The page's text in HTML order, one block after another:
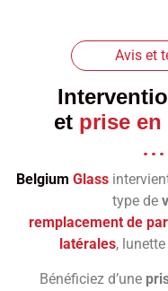
Avis et
et prise en
Belgium Glass
type de
remplacement de
latérales,
Bénéficiez d’une